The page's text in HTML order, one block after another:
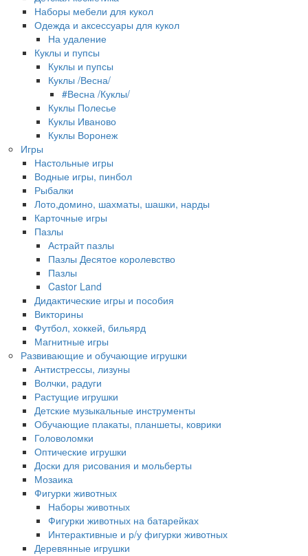
Наборы мебели для кукол
Одежда и аксессуары для кукол
На удаление
Куклы и пупсы
Куклы и пупсы
Куклы /Весна/
#Весна /Куклы/
Куклы Полесье
Куклы Иваново
Куклы Воронеж
Игры
Настольные игры
Водные игры, пинбол
Рыбалки
Лото,домино, шахматы, шашки, нарды
Карточные игры
Пазлы
Астрайт пазлы
Пазлы Десятое королевство
Пазлы
Castor Land
Дидактические игры и пособия
Викторины
Футбол, хоккей, бильярд
Магнитные игры
Развивающие и обучающие игрушки
Антистрессы, лизуны
Волчки, радуги
Растущие игрушки
Детские музыкальные инструменты
Обучающие плакаты, планшеты, коврики
Головоломки
Оптические игрушки
Доски для рисования и мольберты
Мозаика
Фигурки животных
Наборы животных
Фигурки животных на батарейках
Интерактивные и р/у фигурки животных
Деревянные игрушки